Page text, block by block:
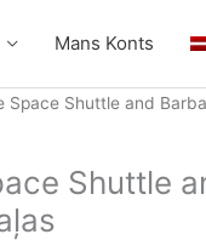
Mans Konts
Space Shuttle and
Shuttle